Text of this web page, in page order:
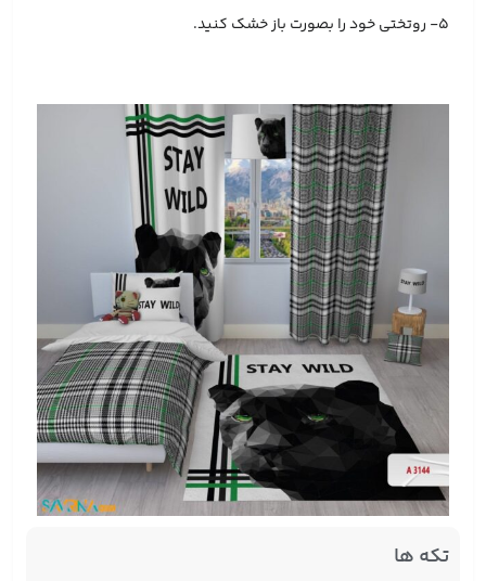
5- روتختی خود را بصورت باز خشک کنید.
تکه ها